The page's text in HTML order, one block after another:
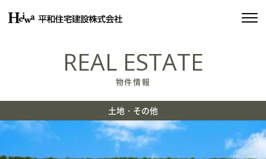
REAL ESTATE
物件情報
土地・その他